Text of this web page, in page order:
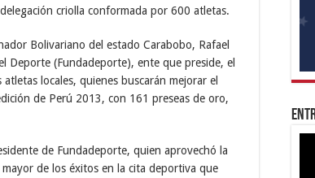
criolla conformada por 600 atletas.
Bolivariano del estado Carabobo, Rafael
Deporte (Fundadeporte), ente que preside, el
locales, quienes buscarán mejorar el
de Perú 2013, con 161 preseas de oro,
de Fundadeporte, quien aprovechó la
de los éxitos en la cita deportiva que